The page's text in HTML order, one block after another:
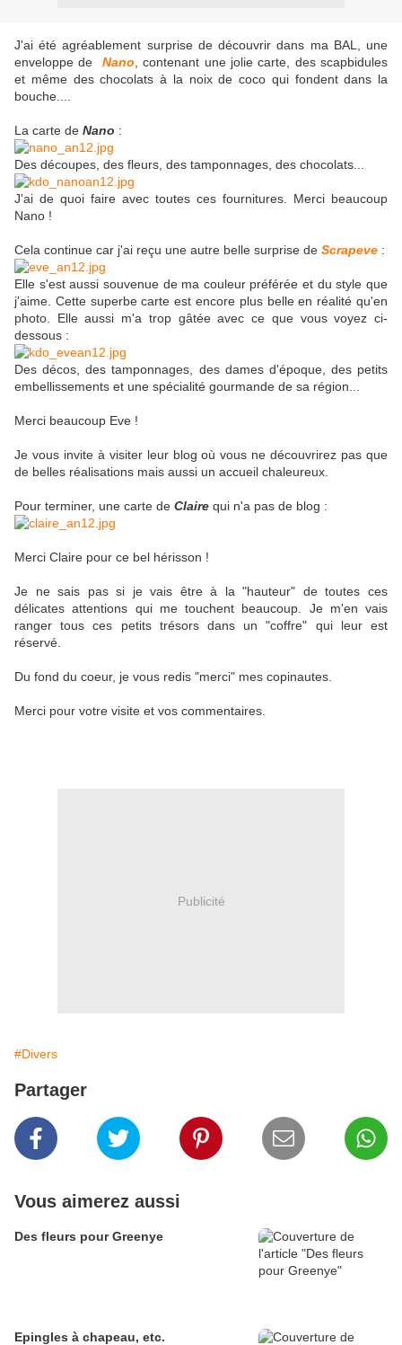
J'ai été agréablement surprise de découvrir dans ma BAL, une
enveloppe de
Nano , contenant une jolie carte, des scapbidules
et même des chocolats à la noix de coco qui fondent dans la
bouche....
La carte de Nano :
Des découpes, des fleurs, des tamponnages, des chocolats...
J'ai de quoi faire avec toutes ces fournitures. Merci beaucoup
Nano !
Cela continue car j'ai reçu une autre belle surprise de Scrapeve :
Elle s'est aussi souvenue de ma couleur préférée et du style que
j'aime. Cette superbe carte est encore plus belle en réalité qu'en
photo. Elle aussi m'a trop gâtée avec ce que vous voyez ci-
dessous :
Des décos, des tamponnages, des dames d'époque, des petits
embellissements et une spécialité gourmande de sa région...
Merci beaucoup Eve !
Je vous invite à visiter leur blog où vous ne découvrirez pas que
de belles réalisations mais aussi un accueil chaleureux.
Pour terminer, une carte de Claire qui n'a pas de blog :
Merci Claire pour ce bel hérisson !
Je ne sais pas si je vais être à la "hauteur" de toutes ces
délicates attentions qui me touchent beaucoup. Je m'en vais
ranger tous ces petits trésors dans un "coffre" qui leur est
réservé.
Du fond du coeur, je vous redis "merci" mes copinautes.
Merci pour votre visite et vos commentaires.
Publicité
#Divers
Partager
Vous aimerez aussi
Des fleurs pour Greenye
Epingles à chapeau, etc.